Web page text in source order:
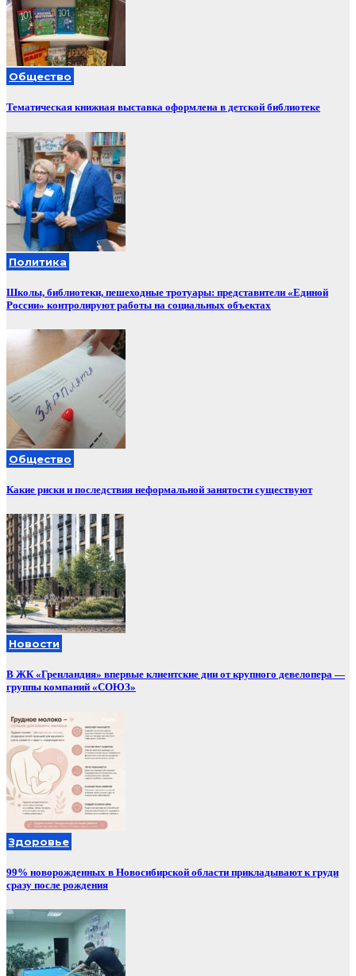
Общество
Тематическая книжная выставка оформлена в детской библиотеке
Политика
Школы, библиотеки, пешеходные тротуары: представители «Единой
России» контролируют работы на социальных объектах
Общество
Какие риски и последствия неформальной занятости существуют
Новости
В ЖК «Гренландия» впервые клиентские дни от крупного девелопера —
группы компаний «СОЮЗ»
Здоровье
99% новорожденных в Новосибирской области прикладывают к груди
сразу после рождения